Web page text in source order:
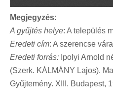
Megjegyzés:
A gyűjtés helye: A település
Eredeti cím: A szerencse vára
Eredeti forrás: Ipolyi Arnold
(Szerk. KÁLMÁNY Lajos).
Gyűjtemény. XIII. Budapest,